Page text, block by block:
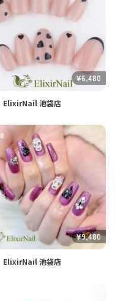
¥6,480
ElixirNail 池袋店
¥9,480
0
ElixirNail 池袋店